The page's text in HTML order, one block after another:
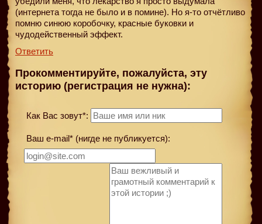
(интернета тогда не было и в помине). Но я-то отчётливо
помню синюю коробочку, красные буковки и
чудодейственный эффект.
Ответить
Прокомментируйте, пожалуйста, эту
историю (регистрация не нужна):
Как Вас зовут*:
Ваш e-mail* (нигде не публикуется):